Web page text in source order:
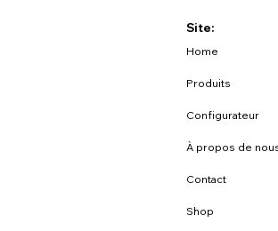
Site:
Home
Produits
Configurateur
À propos de
Contact
Shop